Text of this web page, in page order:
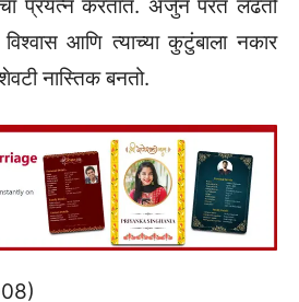
प्रयत्न करतात. अर्जुन परत लढतो
आणि त्याच्या कुटुंबाला नकार
नास्तिक बनतो.